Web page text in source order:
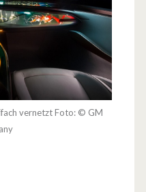
vernetzt Foto: © GM